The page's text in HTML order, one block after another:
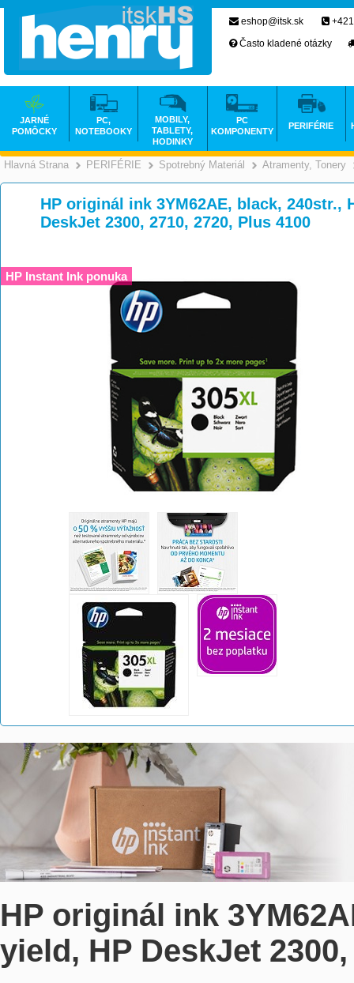
Hlavná Strana >
PERIFÉRIE >
Spotrebný Materiál >
Atramenty, Tonery
HP originál ink 3YM62AE, black, 240str.,
DeskJet 2300, 2710, 2720, Plus 4100
HP Instant Ink ponuka
HP originál ink
yield, HP DeskJet
eshop@itsk.sk
Často kladené otázky
JARNÉ
POMÔCKY
PC,
NOTEBOOKY
MOBILY,
TABLETY,
HODINKY
PC
KOMPONENTY
PERIFÉRIE